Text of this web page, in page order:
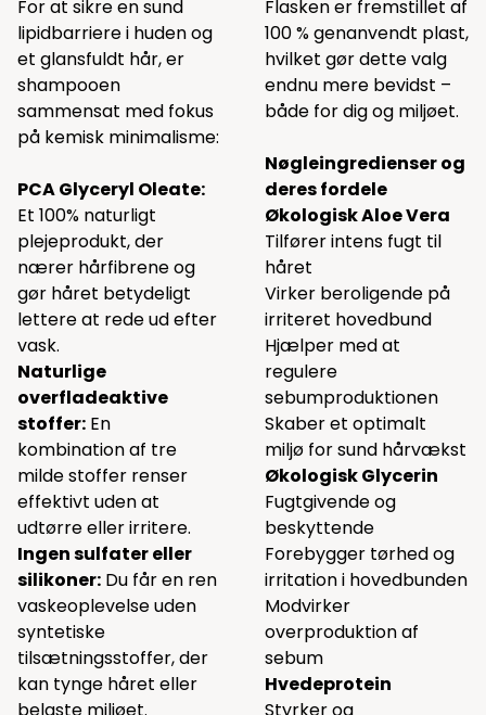
For at sikre en sund
lipidbarriere i huden og
et glansfuldt hår, er
shampooen
sammensat med fokus
på kemisk minimalisme:
PCA Glyceryl Oleate:
Et 100% naturligt
plejeprodukt, der
nærer hårfibrene og
gør håret betydeligt
lettere at rede ud efter
vask.
Naturlige
overfladeaktive
stoffer: En
kombination af tre
milde stoffer renser
effektivt uden at
udtørre eller irritere.
Ingen sulfater eller
silikoner: Du får en ren
vaskeoplevelse uden
syntetiske
tilsætningsstoffer, der
kan tynge håret eller
belaste miljøet.
Flasken er fremstillet af
100 % genanvendt plast,
hvilket gør dette valg
endnu mere bevidst –
både for dig og miljøet.
Nøgleingredienser og
deres fordele
Økologisk Aloe Vera
Tilfører intens fugt til
håret
Virker beroligende på
irriteret hovedbund
Hjælper med at
regulere
sebumproduktionen
Skaber et optimalt
miljø for sund hårvækst
Økologisk Glycerin
Fugtgivende og
beskyttende
Forebygger tørhed og
irritation i hovedbunden
Modvirker
overproduktion af
sebum
Hvedeprotein
Styrker og